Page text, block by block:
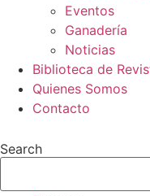
Eventos
Ganadería
Noticias
Biblioteca de
Quienes Somos
Contacto
Search